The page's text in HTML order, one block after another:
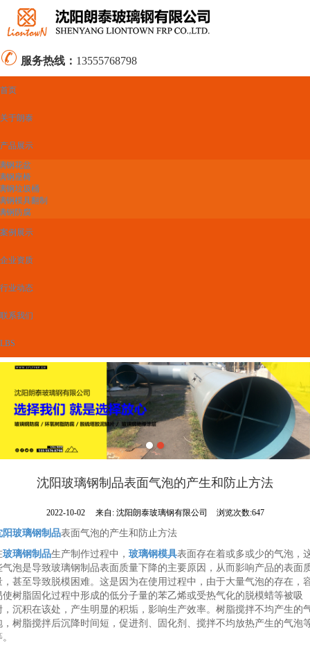
服务热线： 13555768798
首页
关于朗泰
产品展示
钢花盆
钢座椅
钢垃圾桶
钢模具翻制
钢防腐
案例展示
企业资质
行业动态
联系我们
LBS
沈阳玻璃钢制品表面气泡的产生和防止方法
2022-10-02 来自: 沈阳朗泰玻璃钢有限公司 浏览次数:647
阳玻璃钢制品表面气泡的产生和防止方法
玻璃钢制品生产制作过程中， 玻璃钢模具表面存在着或多或少的气泡，
气泡是导致玻璃钢制品表面质量下降的主要原因，从而影响产品的表面
，甚至导致脱模困难。这是因为在使用过程中，由于大量气泡的存在，
使树脂固化过程中形成的低分子量的苯乙烯或受热气化的脱模蜡等被吸
，沉积在该处，产生明显的积垢，影响生产效率。树脂搅拌不均产生的
，树脂搅拌后沉降时间短，促进剂、固化剂、搅拌不均放热产生的气泡